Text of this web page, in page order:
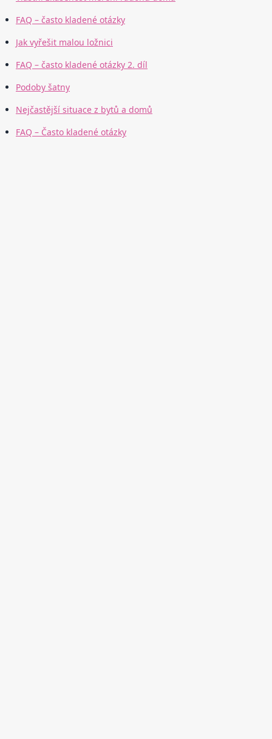
FAQ – často kladené otázky
Jak vyřešit malou ložnici
FAQ – často kladené otázky 2. díl
Podoby šatny
Nejčastější situace z bytů a domů
FAQ – Často kladené otázky